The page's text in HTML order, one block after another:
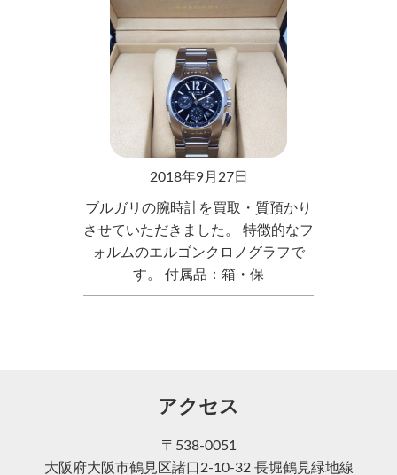
2018年9月27日
ブルガリの腕時計を買取・質預かり
させていただきました。 特徴的なフ
ォルムのエルゴンクロノグラフで
す。 付属品：箱・保
アクセス
〒538-0051
大阪府大阪市鶴見区諸口2-10-32 長堀鶴見緑地線